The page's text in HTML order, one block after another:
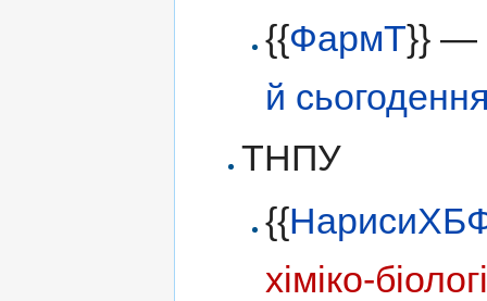
{{ФармТ}} —
й
ТНПУ
{{
хіміко-